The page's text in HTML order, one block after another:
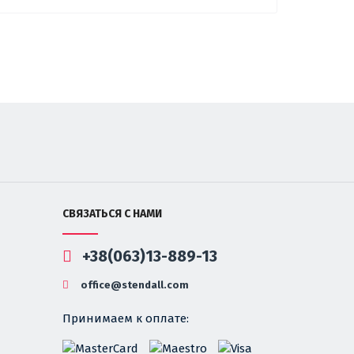
СВЯЗАТЬСЯ С НАМИ
+38(063)13-889-13
office@stendall.com
Принимаем к оплате: